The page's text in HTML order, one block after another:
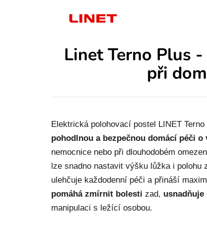
Linet Terno Plus
při
Elektrická polohovací postel LINET
pohodlnou a bezpečnou domácí péči o
nemocnice nebo při dlouhodobém
lze snadno nastavit výšku lůžka i
ulehčuje každodenní péči a přináší
pomáhá zmírnit bolesti zad, usnadňuje
manipulaci s ležící osobou.